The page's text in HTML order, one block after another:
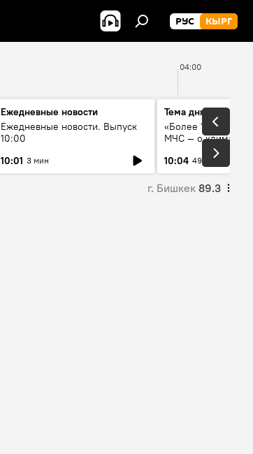
РУС КЫРГ
04:00
Ежедневные новости
Ежедневные новости. Выпуск
10:00
10:01 3 мин
Тема дня
«Более 1200 сёл в
МЧС — о климате,
системе
населения
10:04 49 мин
г. Бишкек 89.3